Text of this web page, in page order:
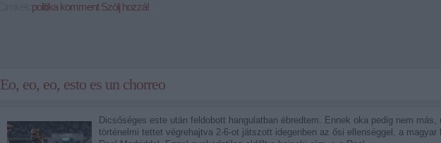
politika komment Szólj hozzá!
Eo, eo, eo, esto es un chorreo
Dicsőséges este után feldobott hangulatban ébredtem. Ennek oka pedig nem más,
történelmi tettet végrehajtva 2-6-ot játszott idegenben az ősi ellenséggel, a